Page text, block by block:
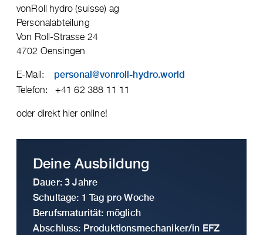
vonRoll hydro (suisse) ag
Personalabteilung
Von Roll-Strasse 24
4702 Oensingen
E-Mail: personal@vonroll-hydro.world
Telefon: +41 62 388 11 11
oder direkt hier online!
Deine Ausbildung
Dauer: 3 Jahre
Schultage: 1 Tag pro Woche
Berufsmaturität: möglich
Abschluss: Produktionsmechaniker/in EFZ